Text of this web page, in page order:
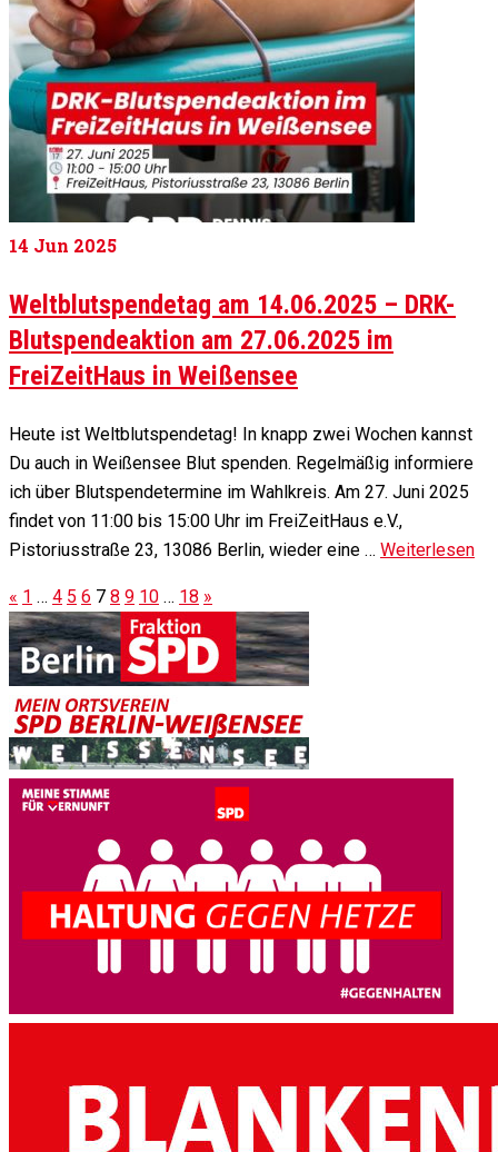
14 Jun 2025
Weltblutspendetag am 14.06.2025 – DRK-
Blutspendeaktion am 27.06.2025 im
FreiZeitHaus in Weißensee
Heute ist Weltblutspendetag! In knapp zwei Wochen kannst
Du auch in Weißensee Blut spenden. Regelmäßig informiere
ich über Blutspendetermine im Wahlkreis. Am 27. Juni 2025
findet von 11:00 bis 15:00 Uhr im FreiZeitHaus e.V.,
Pistoriusstraße 23, 13086 Berlin, wieder eine … Weiterlesen
« 1 … 4 5 6 7 8 9 10 … 18 »